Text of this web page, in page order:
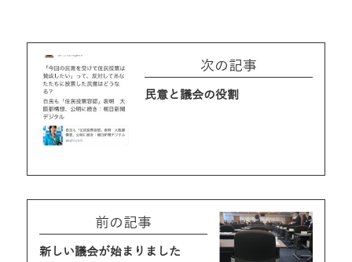
次の記事
民意と議会の役割
前の記事
新しい議会が始まりました